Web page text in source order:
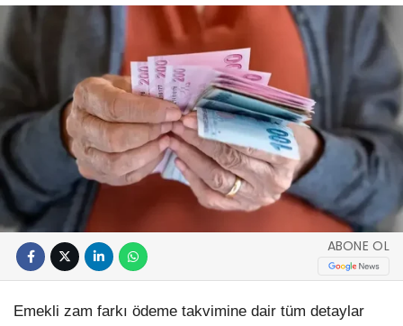
ABONE OL
Emekli zam farkı ödeme takvimine dair tüm detaylar